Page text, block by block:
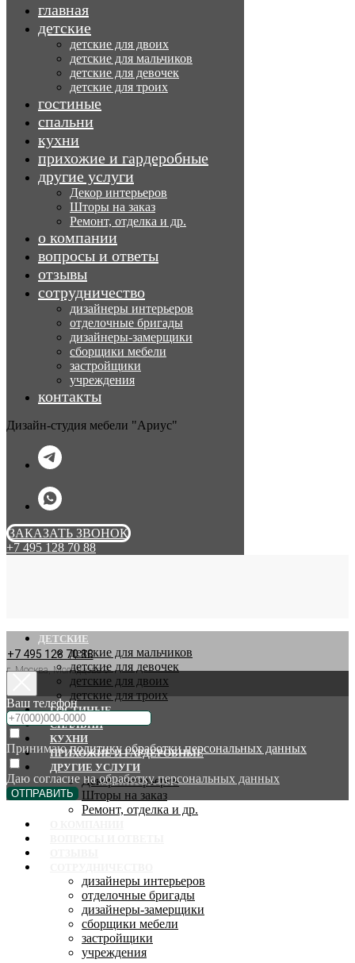
главная
детские
детские для двоих
детские для мальчиков
детские для девочек
детские для троих
гостиные
спальни
кухни
прихожие и гардеробные
другие услуги
Декор интерьеров
Шторы на заказ
Ремонт, отделка и др.
о компании
вопросы и ответы
отзывы
сотрудничество
дизайнеры интерьеров
отделочные бригады
дизайнеры-замерщики
сборщики мебели
застройщики
учреждения
контакты
Дизайн-студия мебели "Ариус"
ЗАКАЗАТЬ ЗВОНОК
+7 495 128 70 88
+7 495 128 70 88
г. Москва, Молодцова 9
ДЕТСКИЕ
детские для мальчиков
детские для девочек
детские для двоих
детские для троих
ГОСТИНЫЕ
СПАЛЬНИ
КУХНИ
ПРИХОЖИЕ И ГАРДЕРОБНЫЕ
ДРУГИЕ УСЛУГИ
Декор интерьеров
Шторы на заказ
Ремонт, отделка и др.
дизайнеры интерьеров
отделочные бригады
дизайнеры-замерщики
сборщики мебели
застройщики
учреждения
Ваш телефон
Принимаюполитику обработки персональных данных
Даю согласие наобработку персональных данных
ОТПРАВИТЬ